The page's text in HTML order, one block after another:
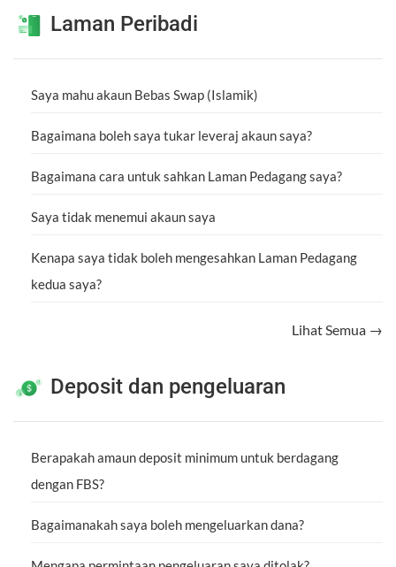
Laman Peribadi
Saya mahu akaun Bebas Swap (Islamik)
Bagaimana boleh saya tukar leveraj akaun saya?
Bagaimana cara untuk sahkan Laman Pedagang saya?
Saya tidak menemui akaun saya
Kenapa saya tidak boleh mengesahkan Laman Pedagang
kedua saya?
Lihat Semua →
Deposit dan pengeluaran
Berapakah amaun deposit minimum untuk berdagang
dengan FBS?
Bagaimanakah saya boleh mengeluarkan dana?